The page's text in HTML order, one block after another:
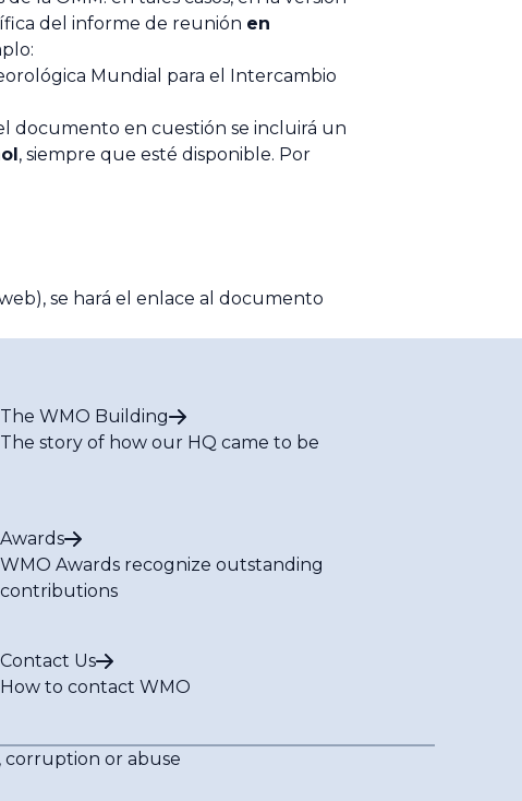
del informe de reunión en
Mundial para el Intercambio
documento en cuestión se incluirá un
, siempre que esté disponible. Por
se hará el enlace al documento
The WMO Building
The story of how our HQ came to be
Awards
WMO Awards recognize outstanding
contributions
Contact Us
How to contact WMO
corruption or abuse